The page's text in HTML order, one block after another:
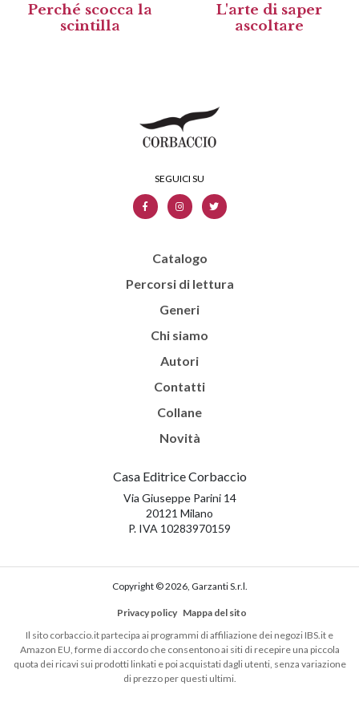
Perché scocca la
scintilla
L'arte di saper
ascoltare
Catalogo
Percorsi di lettura
Generi
Chi siamo
Autori
Contatti
Collane
Novità
Casa Editrice Corbaccio
Via Giuseppe Parini 14
20121 Milano
P. IVA 10283970159
Copyright © 2026, Garzanti S.r.l.
Privacy policy Mappa del sito
Il sito corbaccio.it partecipa ai programmi di affiliazione dei negozi IBS.it e
Amazon EU, forme di accordo che consentono ai siti di recepire una piccola
quota dei ricavi sui prodotti linkati e poi acquistati dagli utenti, senza variazione
di prezzo per questi ultimi.